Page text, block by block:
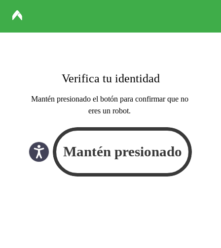
Verifica tu identidad
Mantén presionado el botón para confirmar que no
eres un robot.